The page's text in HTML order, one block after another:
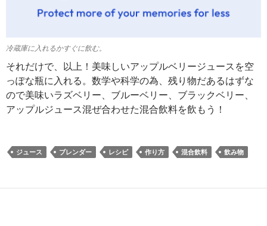
冷蔵庫に入れるかすぐに飲む。
それだけで、以上！美味しいアップルベリージュースを空
っぽな瓶に入れる。数学や科学の為、残り物だあるはずな
ので美味いラズベリー、ブルーベリー、ブラックベリー、
アップルジュース混ぜ合わせた混合飲料を飲もう！
ジュース ブレンダー レシピ 作り方 混合飲料 飲み物